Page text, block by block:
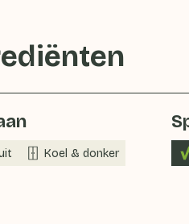
Koel & donker